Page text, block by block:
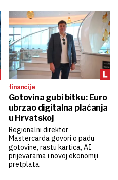
financije
Gotovina gubi bitku: Euro
ubrzao digitalna plaćanja
u Hrvatskoj
Regionalni direktor
Mastercarda govori o padu
gotovine, rastu kartica, AI
prijevarama i novoj ekonomiji
pretplata